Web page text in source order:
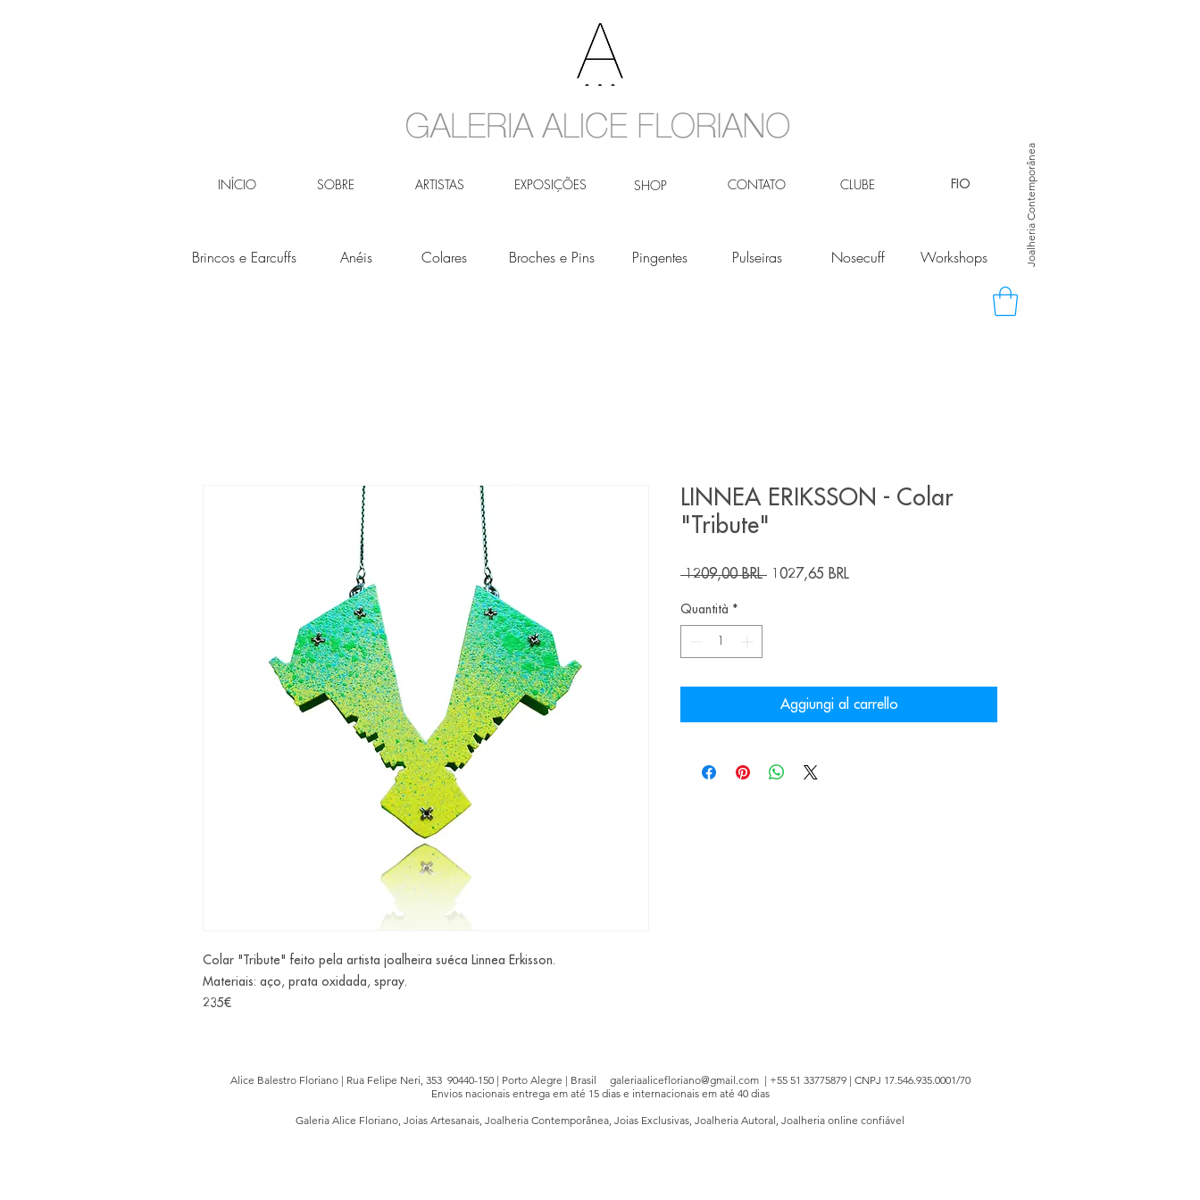
INÍCIO SOBRE ARTISTAS EXPOSIÇÕES SHOP CONTATO CLUBE Joalheria Contemporânea
FIO
Brincos e Earcuffs Anéis Colares Broches e Pins Pingentes Pulseiras Nosecuff Workshops
Colar "Tribute" feito pela artista joalheira suéca Linnea Erkisson.
Materiais: aço, prata oxidada, spray.
235€
LINNEA ERIKSSON - Colar
"Tribute"
1209,00 BRL Prezzo
1027,65 BRLPrezzo
Quantità *
Aggiungi al carrello
Alice Balestro Floriano | Rua Felipe Neri, 353 90440-150 | Porto Alegre | Brasil galeriaalicefloriano@gmail.com| +55 51 33775879 | CNPJ 17.546.935.0001/70
Envios nacionais entrega em até 15 dias e internacionais em até 40 dias
Galeria Alice Floriano, Joias Artesanais, Joalheria Contemporânea, Joias Exclusivas, Joalheria Autoral, Joalheria online confiável